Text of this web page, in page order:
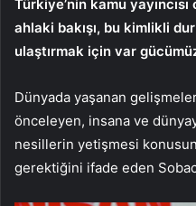
Türkiye’nin kamu
ahlaki bakışı, bu kimlikli
ulaştırmak için var
Dünyada yaşanan
önceleyen, insana ve
nesillerin yetişmesi
gerektiğini ifade eden